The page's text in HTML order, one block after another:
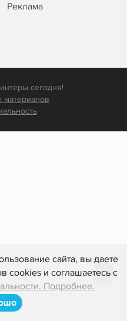
сайта, вы даете
cookies и соглашаетесь с
Подробнее.
Реклама
сегодня!
материалов